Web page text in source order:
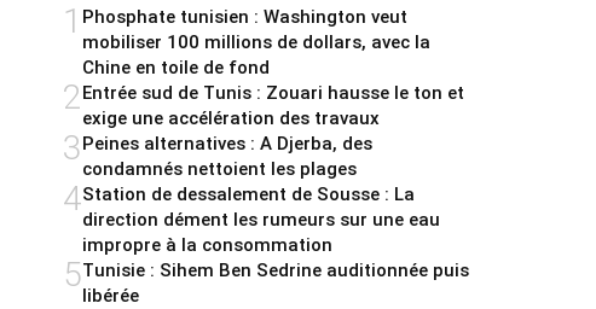
1 Phosphate tunisien : Washington veut
mobiliser 100 millions de dollars, avec la
Chine en toile de fond
2Entrée sud de Tunis : Zouari hausse le ton et
exige une accélération des travaux
3Peines alternatives : A Djerba, des
condamnés nettoient les plages
4Station de dessalement de Sousse : La
direction dément les rumeurs sur une eau
impropre à la consommation
5Tunisie : Sihem Ben Sedrine auditionnée puis
libérée